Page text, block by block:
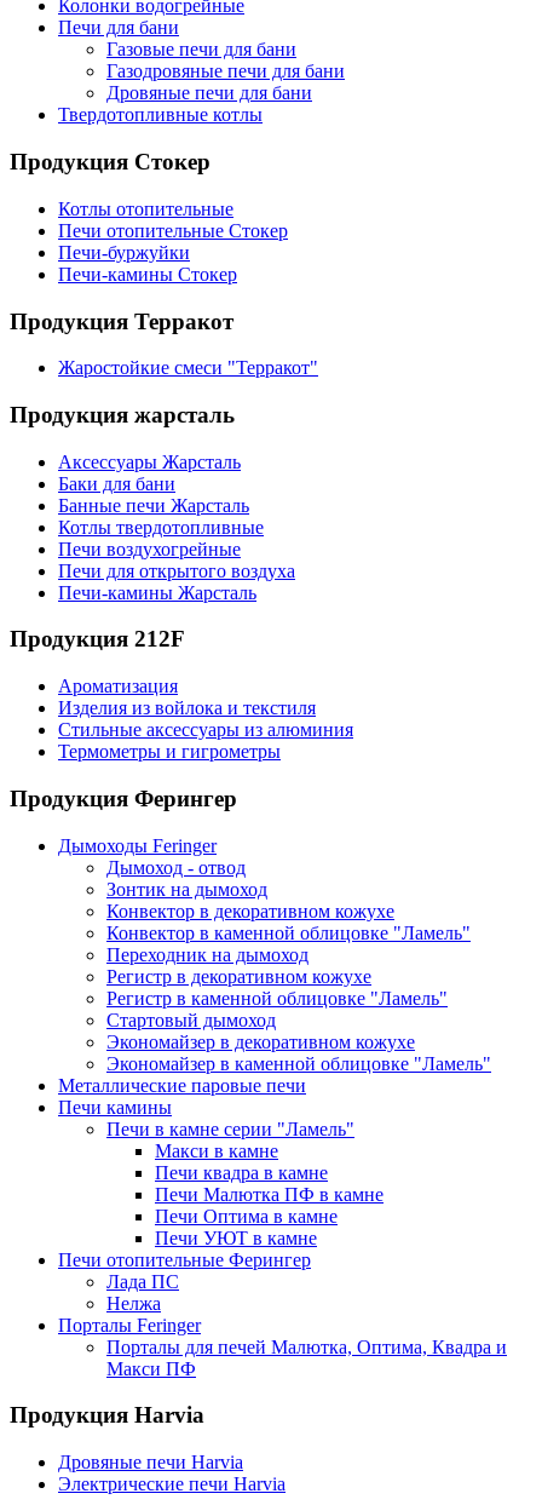
Колонки водогрейные
Печи для бани
Газовые печи для бани
Газодровяные печи для бани
Дровяные печи для бани
Твердотопливные котлы
Продукция Стокер
Котлы отопительные
Печи отопительные Стокер
Печи-буржуйки
Печи-камины Стокер
Продукция Терракот
Жаростойкие смеси "Терракот"
Продукция жарсталь
Аксессуары Жарсталь
Баки для бани
Банные печи Жарсталь
Котлы твердотопливные
Печи воздухогрейные
Печи для открытого воздуха
Печи-камины Жарсталь
Продукция 212F
Ароматизация
Изделия из войлока и текстиля
Стильные аксессуары из алюминия
Термометры и гигрометры
Продукция Ферингер
Дымоходы Feringer
Дымоход - отвод
Зонтик на дымоход
Конвектор в декоративном кожухе
Конвектор в каменной облицовке "Ламель"
Переходник на дымоход
Регистр в декоративном кожухе
Регистр в каменной облицовке "Ламель"
Стартовый дымоход
Экономайзер в декоративном кожухе
Экономайзер в каменной облицовке "Ламель"
Металлические паровые печи
Печи камины
Печи в камне серии "Ламель"
Макси в камне
Печи квадра в камне
Печи Малютка ПФ в камне
Печи Оптима в камне
Печи УЮТ в камне
Печи отопительные Ферингер
Лада ПС
Нелжа
Порталы Feringer
Порталы для печей Малютка, Оптима, Квадра и
Макси ПФ
Продукция Harvia
Дровяные печи Harvia
Электрические печи Harvia